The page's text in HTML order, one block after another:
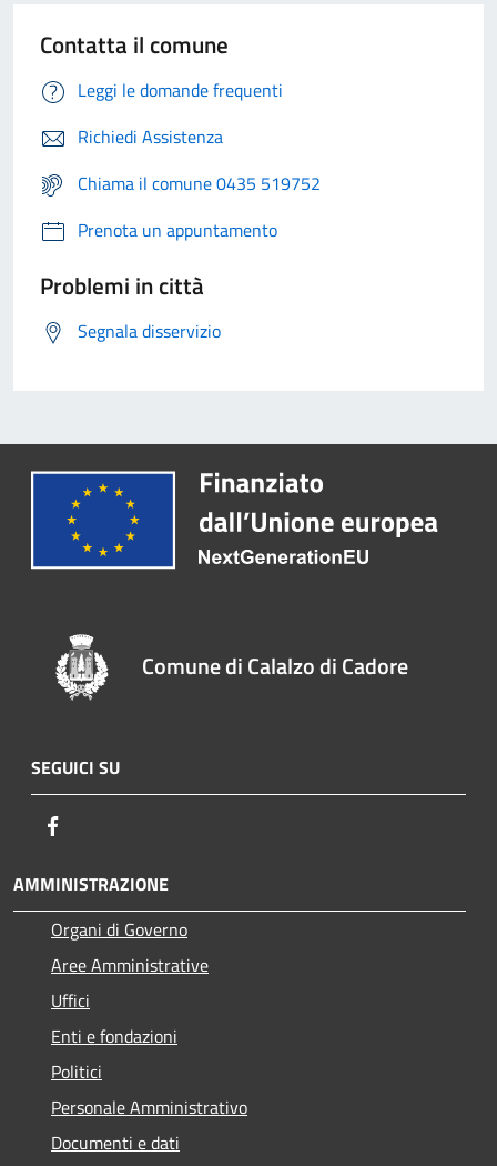
Contatta il comune
Leggi le domande frequenti
Richiedi Assistenza
Chiama il comune 0435 519752
Prenota un appuntamento
Problemi in città
Segnala disservizio
Comune di Calalzo di Cadore
SEGUICI SU
AMMINISTRAZIONE
Organi di Governo
Aree Amministrative
Uffici
Enti e fondazioni
Politici
Personale Amministrativo
Documenti e dati